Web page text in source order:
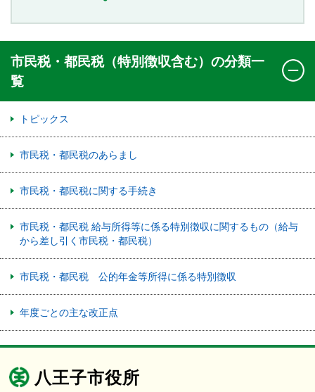
市民税・都民税（特別徴収含む）の分類一
覧
トピックス
市民税・都民税のあらまし
市民税・都民税に関する手続き
市民税・都民税 給与所得等に係る特別徴収に関するもの（給与
から差し引く市民税・都民税）
市民税・都民税 公的年金等所得に係る特別徴収
年度ごとの主な改正点
八王子市役所